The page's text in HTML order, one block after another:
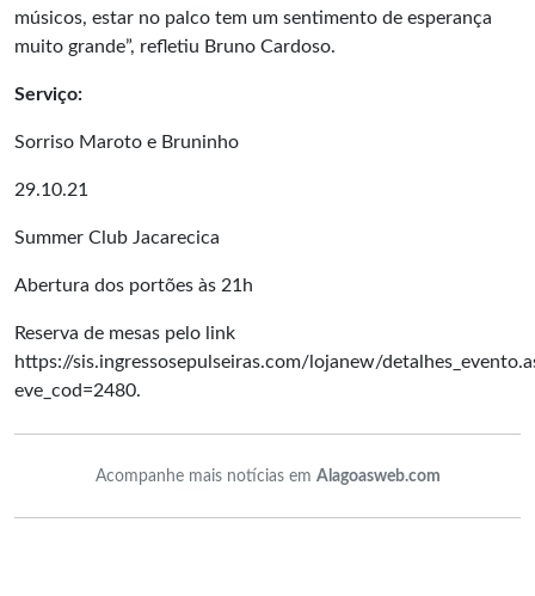
músicos, estar no palco tem um sentimento de esperança
muito grande”, refletiu Bruno Cardoso.
Serviço:
Sorriso Maroto e Bruninho
29.10.21
Summer Club Jacarecica
Abertura dos portões às 21h
Reserva de mesas pelo link
https://sis.ingressosepulseiras.com/lojanew/
eve_cod=2480.
Acompanhe mais notícias em Alagoasweb.com